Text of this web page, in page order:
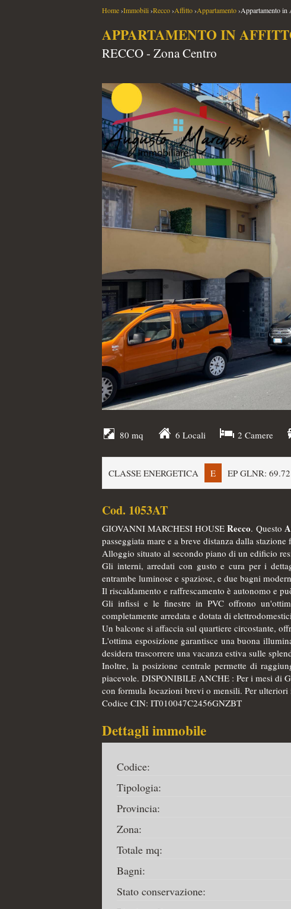
Home›Immobili›Recco›Affitto›Appartamento›Appartamento in
APPARTAMENTO IN
RECCO - Zona Centro
80 mq 6 Locali 2 Camere
CLASSE ENERGETICA E EP GLNR:
Cod. 1053AT
GIOVANNI MARCHESI HOUSERecco. Questo
passeggiata mare e a breve distanza dalla
Alloggio situato al secondo piano di un edificio
Gli interni, arredati con gusto e cura per i
entrambe luminose e spaziose, e due bagni
Il riscaldamento e raffrescamento è autonomo e
Gli infissi e le finestre in PVC offrono
completamente arredata e dotata di
Un balcone si affaccia sul quartiere circostante,
L'ottima esposizione garantisce una buona
desidera trascorrere una vacanza estiva sulle
Inoltre, la posizione centrale permette di
piacevole. DISPONIBILE ANCHE : Per i mesi di
con formula locazioni brevi o mensili. Per
Codice CIN: IT010047C2456GNZBT
Dettagli immobile
Codice:
Tipologia:
Provincia:
Zona:
Totale mq:
Bagni:
Stato conservazione: